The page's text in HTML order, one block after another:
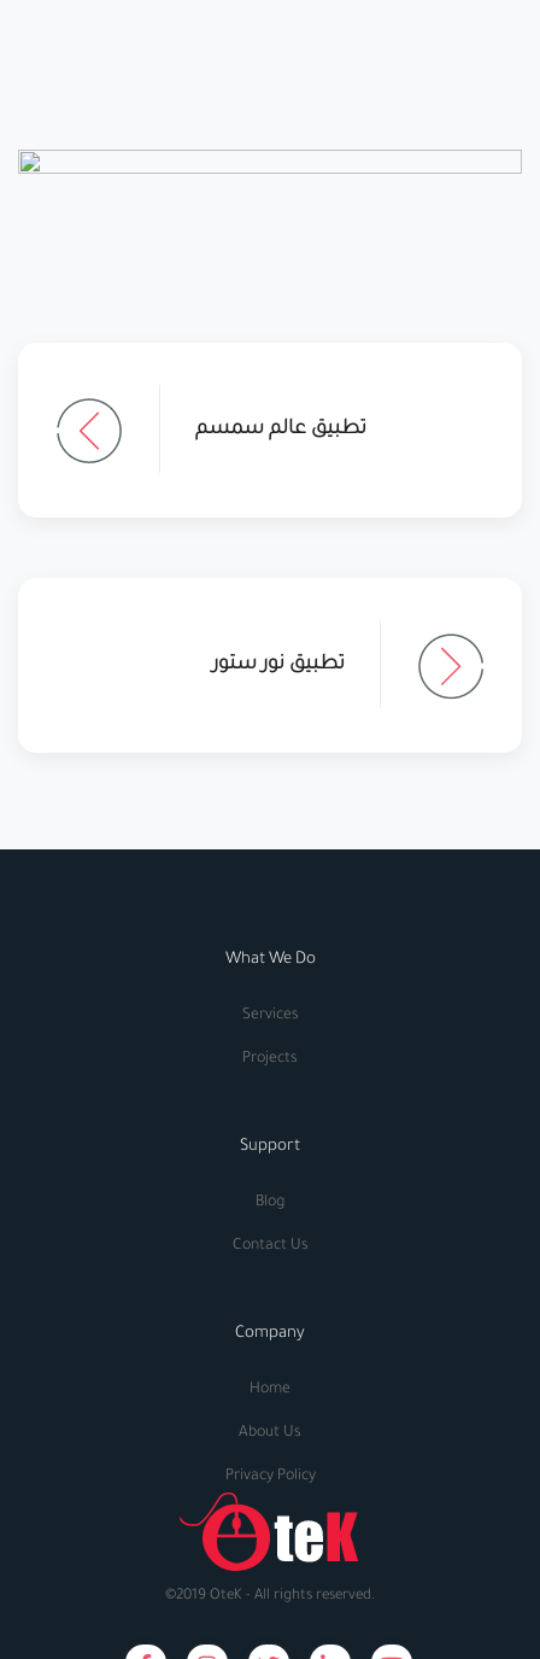
تطبيق عالم سمسم
تطبيق نور ستور
What We Do
Services
Projects
Support
Blog
Contact Us
Company
Home
About Us
Privacy Policy
©2019 OteK - All rights reserved.